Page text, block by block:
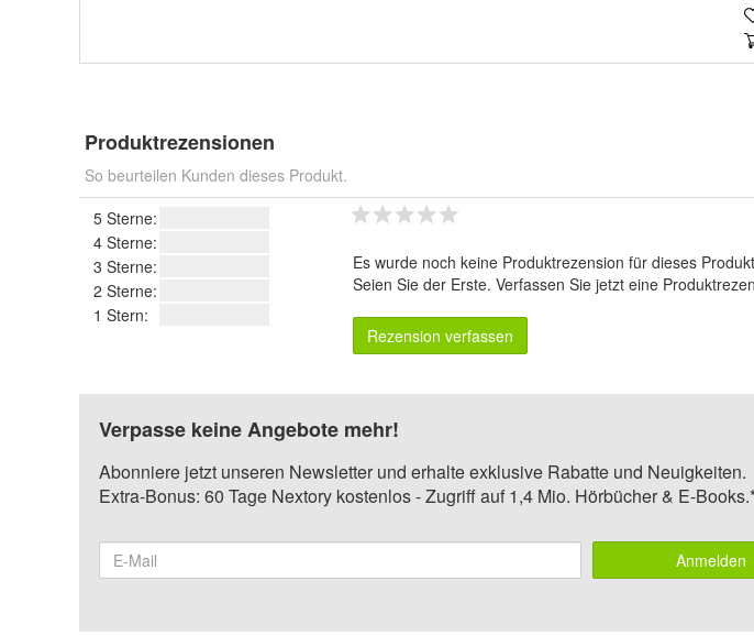
Produktrezensionen
So beurteilen Kunden dieses Produkt.
5 Sterne:
4 Sterne:
3 Sterne:
2 Sterne:
1 Stern:
Es wurde noch keine Produktrezension für dieses
Seien Sie der Erste. Verfassen Sie jetzt eine
Rezension verfassen
Verpasse keine Angebote mehr!
Abonniere jetzt unseren Newsletter und erhalte exklusive Rabatte und Neuigkeiten.
Extra-Bonus: 60 Tage Nextory kostenlos - Zugriff auf 1,4 Mio. Hörbücher & E-
Anmelden